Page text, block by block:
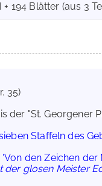
+ 194 Blätter (aus 3
35)
der "St. Georgener
Staffeln des
'Von den Zeichen der
der glosen Meister